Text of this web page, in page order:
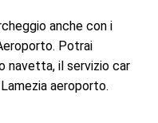
anche con i
Potrai
navetta, il servizio car
aeroporto.